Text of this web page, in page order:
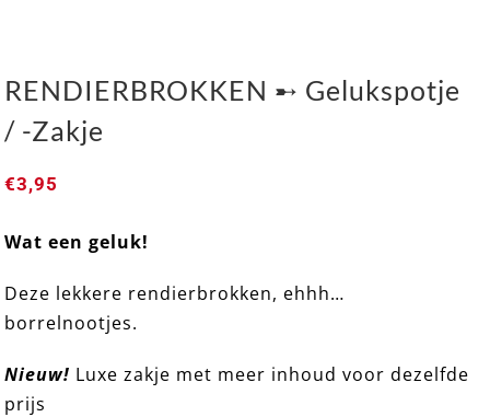
RENDIERBROKKEN ➸ Gelukspotje / -Zakje
RENDIERBROKKEN ➸ Gelukspotje
/ -Zakje
€3,95
Wat een geluk!
Deze lekkere rendierbrokken, ehhh…
borrelnootjes.
Nieuw! Luxe zakje met meer inhoud voor dezelfde
prijs